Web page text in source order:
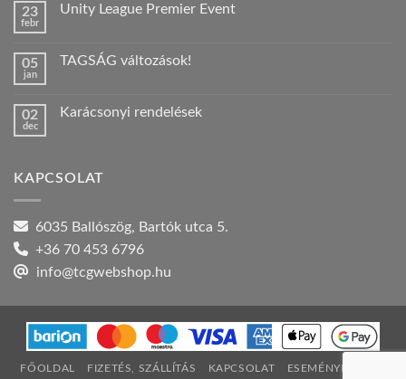
Nyári
23
febr
Unity League Premier Event
Unity
bejegyzéshez
05
jan
TAGSÁG változások!
TAGSÁG
02
dec
Karácsonyi rendelések
rendelések
KAPCSOLAT
6035 Ballószög, Bartók utca 5.
+36 70 453 6796
info@tcgwebshop.hu
FŐOLDAL FIZETÉS, SZÁLLÍTÁS KAPCSOLAT ESEMÉNYNAPTÁR